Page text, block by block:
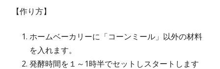
【作り方】
ホームベーカリーに「コーンミール」以外の材料
を入れます。
発酵時間を１～1時半でセットしスタートします